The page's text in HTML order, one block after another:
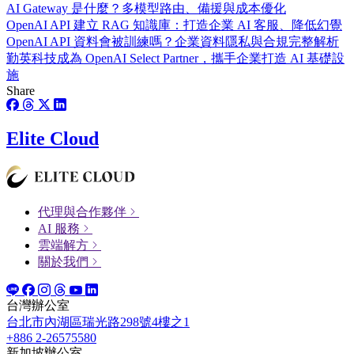
AI Gateway 是什麼？多模型路由、備援與成本優化
OpenAI API 建立 RAG 知識庫：打造企業 AI 客服、降低幻覺
OpenAI API 資料會被訓練嗎？企業資料隱私與合規完整解析
勤英科技成為 OpenAI Select Partner，攜手企業打造 AI 基礎設
施
Share
Elite Cloud
代理與合作夥伴
AI 服務
雲端解方
關於我們
台灣辦公室
台北市內湖區瑞光路298號4樓之1
+886 2-26575580